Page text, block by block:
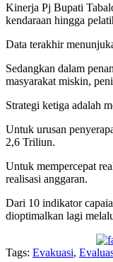
Kinerja Pj Bupati
kendaraan hingga
Data terakhir
Sedangkan dalam
masyarakat miskin,
Strategi ketiga adalah
Untuk urusan
2,6 Triliun.
Untuk mempercepat
realisasi anggaran.
Dari 10 indikator
dioptimalkan lagi
Tags: Evakuasi,